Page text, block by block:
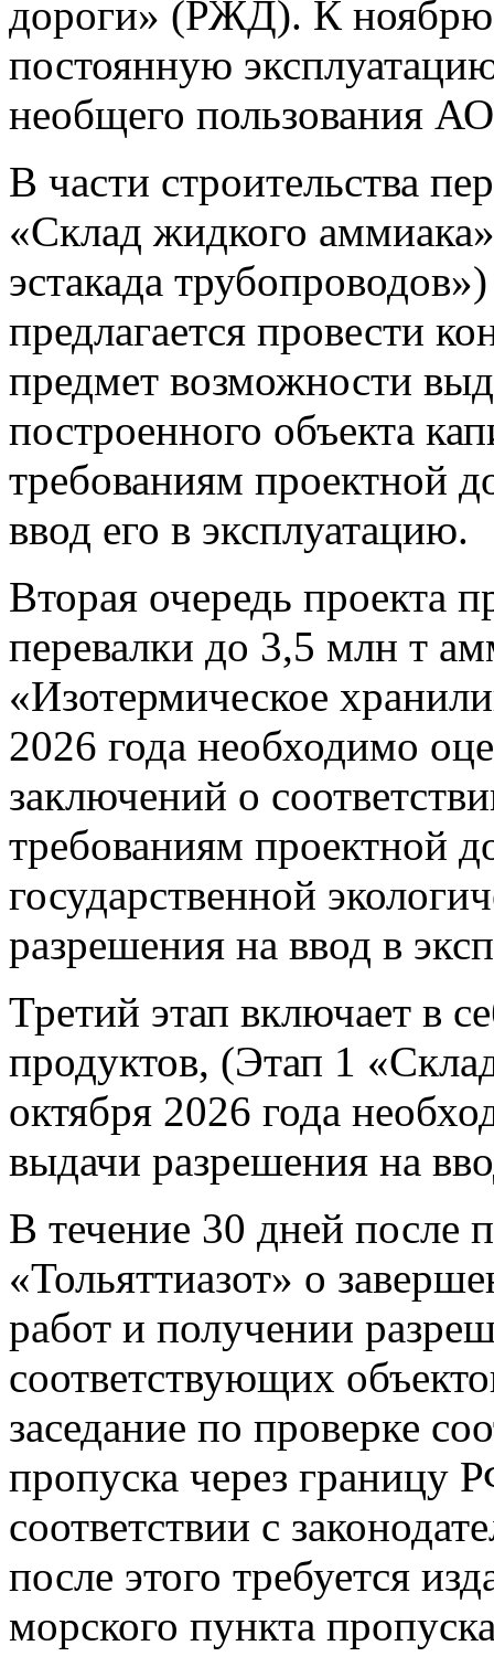
дороги» (РЖД). К ноябрю
постоянную
необщего пользования
В части строительства
«Склад жидкого
эстакада
предлагается провести
предмет возможности
построенного объекта
требованиям проектной
ввод его в эксплуатацию.
Вторая очередь проекта
перевалки до 3,5 млн т
«Изотермическое
2026 года необходимо
заключений о
требованиям проектной
государственной
разрешения на ввод в
Третий этап включает в
продуктов, (Этап 1
октября 2026 года
выдачи разрешения на
В течение 30 дней
«Тольяттиазот» о
работ и получении
соответствующих
заседание по проверке
пропуска через границу
соответствии с
после этого требуется
морского пункта